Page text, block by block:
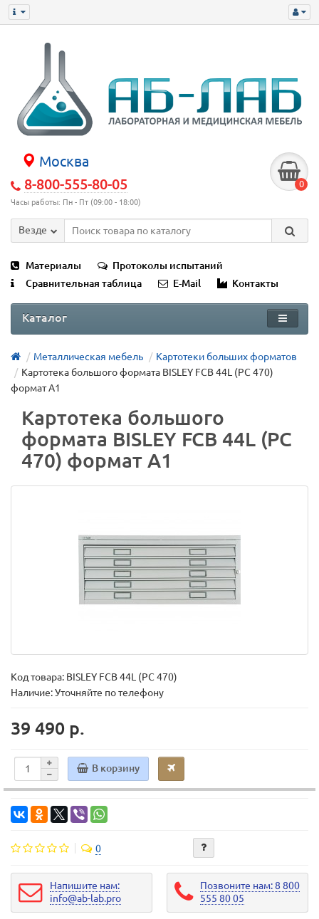
Москва
8-800-555-80-05
Часы работы: Пн - Пт (09:00 - 18:00)
0
Везде
Материалы
Протоколы испытаний
Сравнительная таблица
E-Mail Контакты
Каталог
Металлическая мебель
Картотеки больших форматов
Картотека большого формата BISLEY FCB 44L (PC 470)
формат А1
Картотека большого
формата BISLEY FCB 44L (PC
470) формат А1
Код товара: BISLEY FCB 44L (PC 470)
Наличие: Уточняйте по телефону
39 490 р.
В корзину
0
Напишите нам:
info@ab-lab.pro
Позвоните нам: 8 800
555 80 05